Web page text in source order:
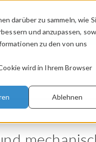
darüber zu sammeln, wie
und anzupassen,
zu den von uns
wird in Ihrem Browser
Ablehnen
VIDEOS